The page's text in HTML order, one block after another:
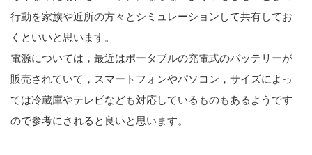
行動を家族や近所の方々とシミュレーションして共有してお
くといいと思います。
電源については，最近はポータブルの充電式のバッテリーが
販売されていて，スマートフォンやパソコン，サイズによっ
ては冷蔵庫やテレビなども対応しているものもあるようです
ので参考にされると良いと思います。